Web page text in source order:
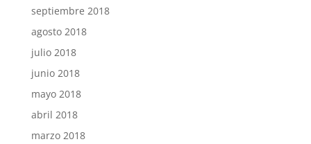
septiembre 2018
agosto 2018
julio 2018
junio 2018
mayo 2018
abril 2018
marzo 2018